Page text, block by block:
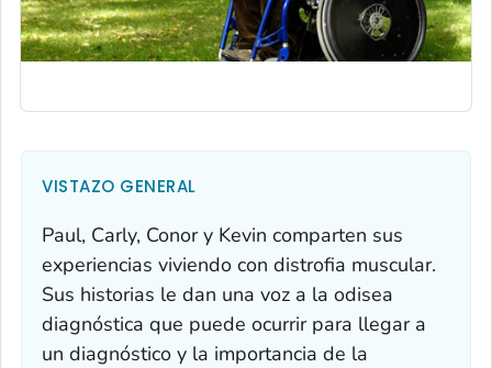
VISTAZO GENERAL
Paul, Carly, Conor y Kevin comparten sus
experiencias viviendo con distrofia muscular.
Sus historias le dan una voz a la odisea
diagnóstica que puede ocurrir para llegar a
un diagnóstico y la importancia de la